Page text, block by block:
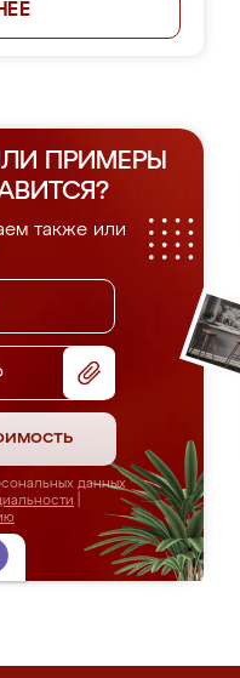
ПРИМЕРЫ
также или
данных